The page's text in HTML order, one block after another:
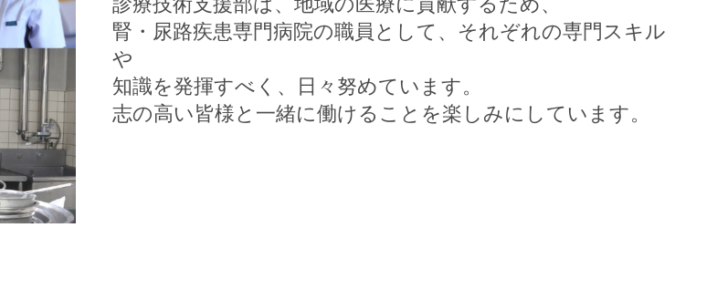
腎・尿路疾患専門病院の職員として、それぞれの専門スキル
や
知識を発揮すべく、日々努めています。
志の高い皆様と一緒に働けることを楽しみにしています。